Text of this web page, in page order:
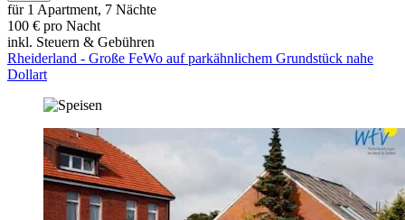
für 1 Apartment, 7 Nächte
100 € pro Nacht
inkl. Steuern & Gebühren
Rheiderland - Große FeWo auf parkähnlichem Grundstück nahe
Dollart